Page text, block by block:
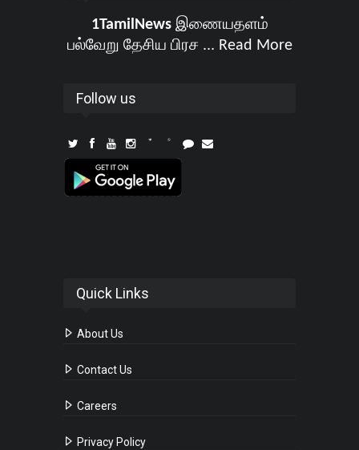
1TamilNewsஇணையதளம்
பல்வேறு தேசிய பிரச ... Read More
Follow us
Quick Links
About Us
Contact Us
Careers
Privacy Policy